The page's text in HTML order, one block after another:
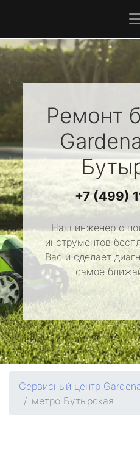
Ремонт
+7 (499)
Наш инженер с
инструментов
Вас и сделает
самое
Сервисный центр
метро Бутырская